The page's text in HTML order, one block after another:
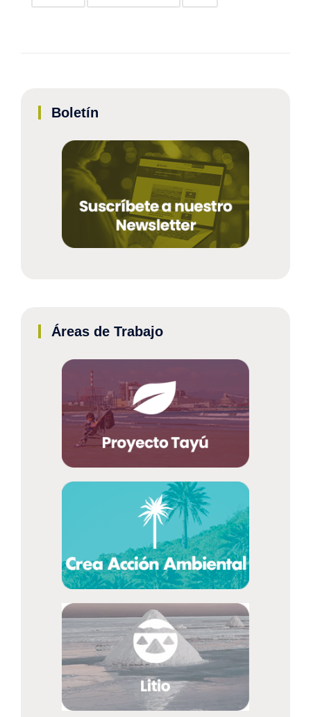
Boletín
Áreas de Trabajo